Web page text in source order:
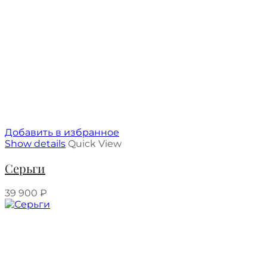
Добавить в избранное
Show details Quick View
Серьги
39 900 ₽